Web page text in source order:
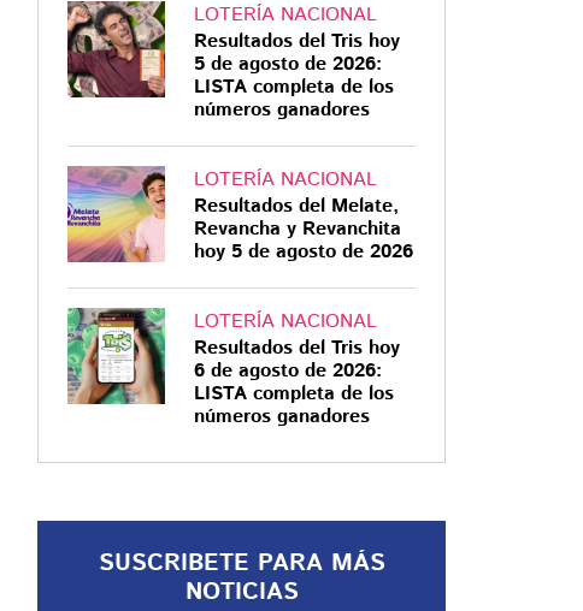
LOTERÍA NACIONAL
Resultados del Tris hoy
5 de agosto de 2026:
LISTA completa de los
números ganadores
LOTERÍA NACIONAL
Resultados del Melate,
Revancha y Revanchita
hoy 5 de agosto de 2026
LOTERÍA NACIONAL
Resultados del Tris hoy
6 de agosto de 2026:
LISTA completa de los
números ganadores
SUSCRIBETE PARA MÁS
NOTICIAS